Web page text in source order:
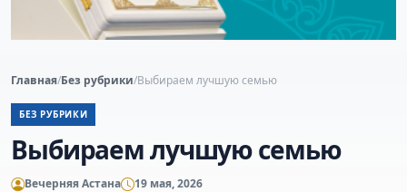
Главная/Без рубрики/Выбираем лучшую семью
БЕЗ РУБРИКИ
Выбираем лучшую семью
Вечерняя Астана 19 мая, 2026